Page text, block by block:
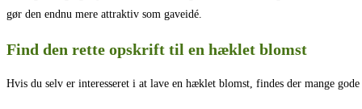
gør den endnu mere attraktiv som gaveidé.
Find den rette opskrift til en hæklet blomst
Hvis du selv er interesseret i at lave en hæklet blomst, findes der mange